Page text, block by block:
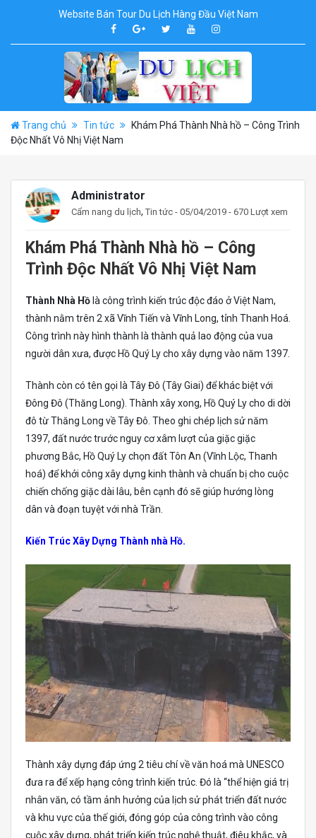
Website Bán Tour Du Lịch Hàng Đầu Việt Nam
Trang chủ Tin tức
Khám Phá Thành Nhà hồ – Công Trình
Độc Nhất Vô Nhị Việt Nam
Administrator
Cẩm nang du lịch, Tin tức - 05/04/2019 - 670 Lượt xem
Khám Phá Thành Nhà hồ – Công
Trình Độc Nhất Vô Nhị Việt Nam
Thành Nhà Hồ là công trình kiến trúc độc đáo ở Việt Nam,
thành nằm trên 2 xã Vĩnh Tiến và Vĩnh Long, tỉnh Thanh Hoá.
Công trình này hình thành là thành quả lao động của vua
người dân xưa, được Hồ Quý Ly cho xây dựng vào năm 1397.
Thành còn có tên gọi là Tây Đô (Tây Giai) để khác biệt với
Đông Đô (Thăng Long). Thành xây xong, Hồ Quý Ly cho di dời
đô từ Thăng Long về Tây Đô. Theo ghi chép lịch sử năm
1397, đất nước trước nguy cơ xâm lượt của giặc giặc
phương Bắc, Hồ Quý Ly chọn đất Tôn An (Vĩnh Lộc, Thanh
hoá) để khởi công xây dựng kinh thành và chuẩn bị cho cuộc
chiến chống giặc dài lâu, bên cạnh đó sẽ giúp hướng lòng
dân và đoạn tuyệt với nhà Trần.
Kiến Trúc Xây Dựng Thành nhà Hồ.
Thành xây dựng đáp ứng 2 tiêu chí về văn hoá mà UNESCO
đưa ra để xếp hạng công trình kiến trúc. Đó là “thể hiện giá trị
nhân văn, có tầm ảnh hưởng của lịch sử phát triển đất nước
và khu vực của thế giới, đóng góp của công trình vào công
cuộc xây dựng, phát triển kiến trúc nghệ thuật, điêu khắc, và